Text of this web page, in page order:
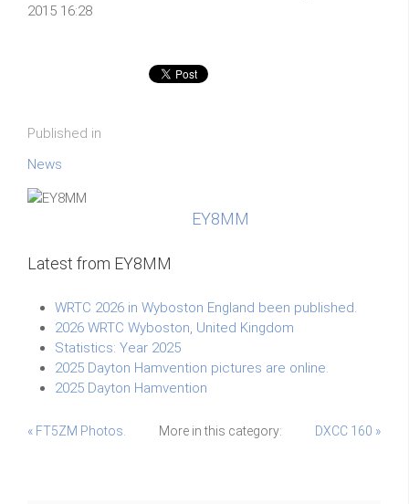
2015 16:28
Published in
News
EY8MM
Latest from EY8MM
WRTC 2026 in Wyboston England been published.
2026 WRTC Wyboston, United Kingdom
Statistics: Year 2025
2025 Dayton Hamvention pictures are online.
2025 Dayton Hamvention
More in this category:
« FT5ZM Photos. DXCC 160 »